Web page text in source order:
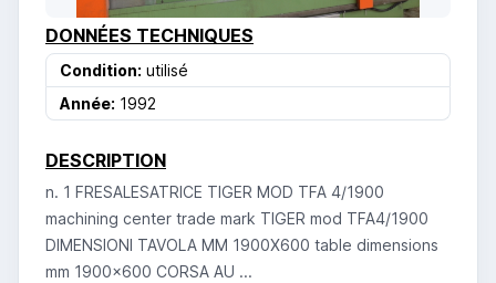
DONNÉES TECHNIQUES
Condition: utilisé
Année: 1992
DESCRIPTION
n. 1 FRESALESATRICE TIGER MOD TFA 4/1900
machining center trade mark TIGER mod TFA4/1900
DIMENSIONI TAVOLA MM 1900X600 table dimensions
mm 1900x600 CORSA AU ...